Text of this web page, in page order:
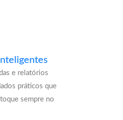
e relatórios
práticos que
sempre no